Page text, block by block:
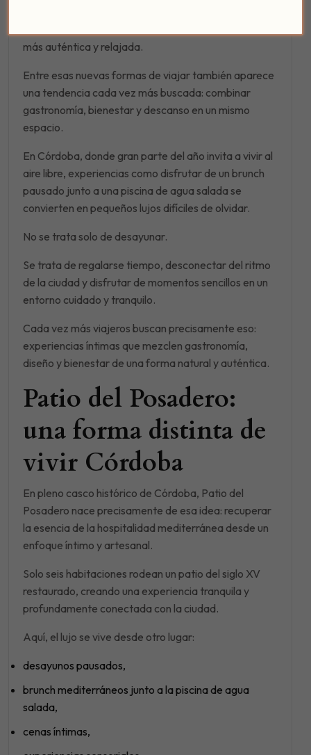
más auténtica y relajada.
Entre esas nuevas formas de viajar también aparece
una tendencia cada vez más buscada: combinar
gastronomía, bienestar y descanso en un mismo
espacio.
En Córdoba, donde gran parte del año invita a vivir al
aire libre, experiencias como disfrutar de un brunch
pausado junto a una piscina de agua salada se
convierten en pequeños lujos difíciles de olvidar.
No se trata solo de desayunar.
Se trata de regalarse tiempo, desconectar del ritmo
de la ciudad y disfrutar de momentos sencillos en un
entorno cuidado y tranquilo.
Cada vez más viajeros buscan precisamente eso:
experiencias íntimas que mezclen gastronomía,
diseño y bienestar de una forma natural y auténtica.
Patio del Posadero:
una forma distinta de
vivir Córdoba
En pleno casco histórico de Córdoba, Patio del
Posadero nace precisamente de esa idea: recuperar
la esencia de la hospitalidad mediterránea desde un
enfoque íntimo y artesanal.
Solo seis habitaciones rodean un patio del siglo XV
restaurado, creando una experiencia tranquila y
profundamente conectada con la ciudad.
Aquí, el lujo se vive desde otro lugar:
desayunos pausados,
brunch mediterráneos junto a la piscina de agua
salada,
cenas íntimas,